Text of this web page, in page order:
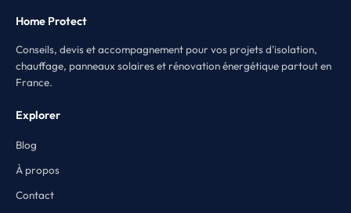
Home Protect
Conseils, devis et accompagnement pour vos projets d'isolation,
chauffage, panneaux solaires et rénovation énergétique partout en
France.
Explorer
Blog
À propos
Contact